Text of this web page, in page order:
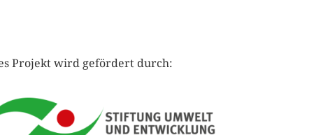
Projekt wird gefördert durch: